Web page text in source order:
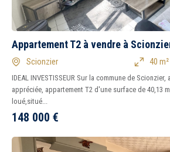
Appartement T2 à vendre à
Scionzier 40 m²
IDEAL INVESTISSEUR Sur la commune de
appréciée, appartement T2 d'une surface de 40,13
loué,situé...
148 000 €